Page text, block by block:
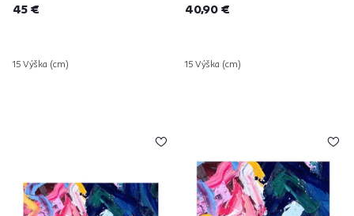
45 €
15 Výška (cm)
40,90 €
15 Výška (cm)